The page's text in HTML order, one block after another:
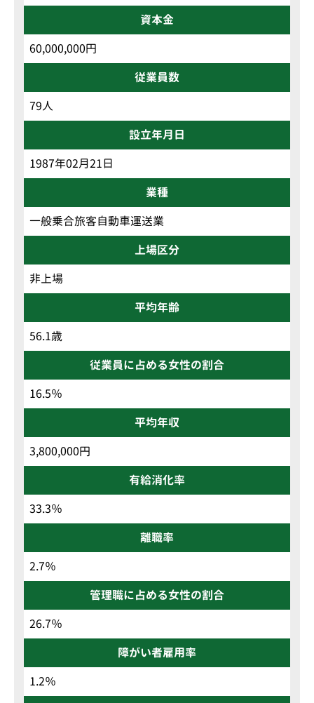
資本金
60,000,000円
従業員数
79人
設立年月日
1987年02月21日
業種
一般乗合旅客自動車運送業
上場区分
非上場
平均年齢
56.1歳
従業員に占める女性の割合
16.5％
平均年収
3,800,000円
有給消化率
33.3％
離職率
2.7％
管理職に占める女性の割合
26.7％
障がい者雇用率
1.2％